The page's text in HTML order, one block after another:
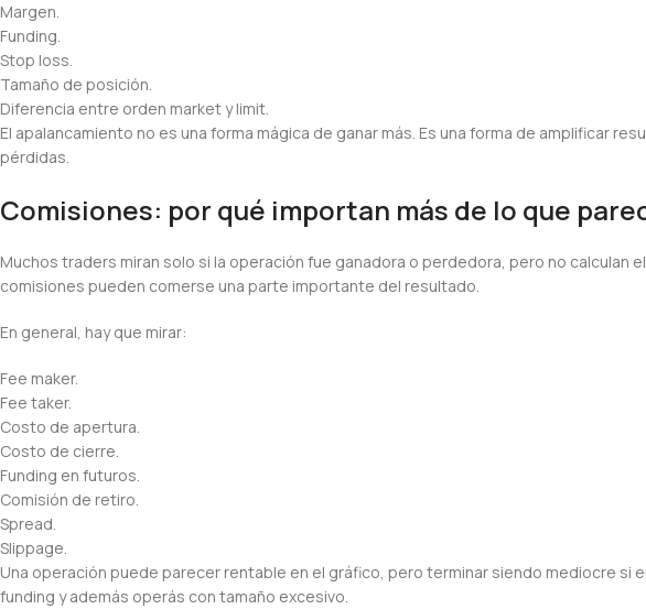
Margen.
Funding.
Stop loss.
Tamaño de posición.
Diferencia entre orden market y limit.
El apalancamiento no es una forma mágica de ganar más. Es una forma de amplificar
pérdidas.
Comisiones: por qué importan más de lo que
Muchos traders miran solo si la operación fue ganadora o perdedora, pero no calculan
comisiones pueden comerse una parte importante del resultado.
En general, hay que mirar:
Fee maker.
Fee taker.
Costo de apertura.
Costo de cierre.
Funding en futuros.
Comisión de retiro.
Spread.
Slippage.
Una operación puede parecer rentable en el gráfico, pero terminar siendo mediocre si
funding y además operás con tamaño excesivo.